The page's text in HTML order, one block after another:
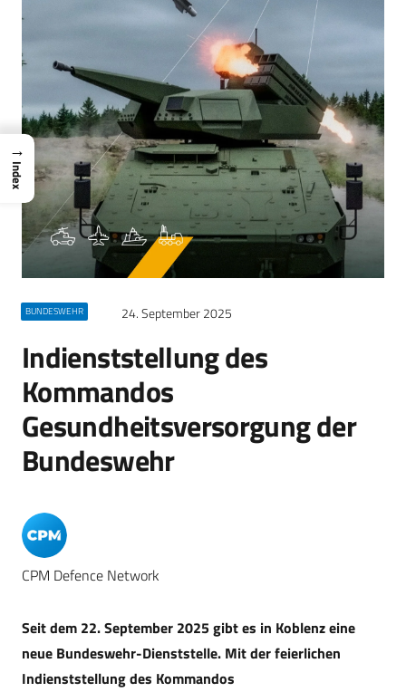
BUNDESWEHR 24. September 2025
Indienststellung des
Kommandos
Gesundheitsversorgung der
Bundeswehr
CPM Defence Network
Seit dem 22. September 2025 gibt es in Koblenz eine
neue Bundeswehr-Dienststelle. Mit der feierlichen
Indienststellung des Kommandos
→
Index